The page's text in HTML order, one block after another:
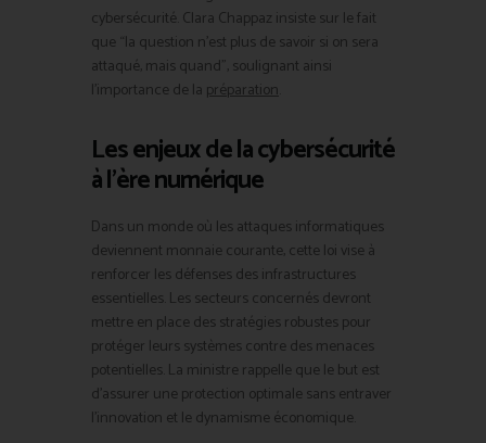
cybersécurité. Clara Chappaz insiste sur le fait
que “la question n’est plus de savoir si on sera
attaqué, mais quand”, soulignant ainsi
l’importance de la préparation
Les enjeux de la cybersécurité
à l’ère numérique
Dans un monde où les attaques informatiques
deviennent monnaie courante, cette loi vise à
renforcer les défenses des infrastructures
essentielles. Les secteurs concernés devront
mettre en place des stratégies robustes pour
protéger leurs systèmes contre des menaces
potentielles. La ministre rappelle que le but est
d’assurer une protection optimale sans entraver
l’innovation et le dynamisme économique.